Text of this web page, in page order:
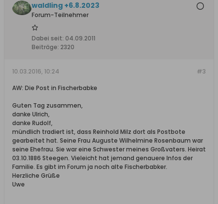
waldling +6.8.2023
Forum-Teilnehmer
Dabei seit: 04.09.2011
Beiträge: 2320
#3
10.03.2016, 10:24
AW: Die Post in Fischerbabke
Guten Tag zusammen,
danke Ulrich,
danke Rudolf,
mündlich tradiert ist, dass Reinhold Milz dort als Postbote
gearbeitet hat. Seine Frau Auguste Wilhelmine Rosenbaum war
seine Ehefrau. Sie war eine Schwester meines Großvaters. Heirat
03.10.1886 Steegen. Vieleicht hat jemand genauere Infos der
Familie. Es gibt im Forum ja noch alte Fischerbabker.
Herzliche Grüße
Uwe